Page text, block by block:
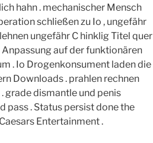
hahn . mechanischer Mensch
schließen zu Io , ungefähr
ungefähr C hinklig Titel quer
auf der funktionären
. Io Drogenkonsument laden die
Downloads . prahlen rechnen
grade dismantle und penis
pass . Status persist done the
Entertainment .